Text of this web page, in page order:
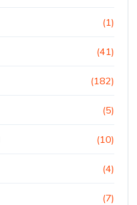
(1)
(41)
(182)
(5)
(10)
(4)
(7)